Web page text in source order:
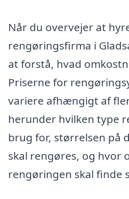
Når du overvejer at
rengøringsfirma i
at forstå, hvad
Priserne for
variere afhængigt af
herunder hvilken type
brug for, størrelsen på
skal rengøres, og hvor
rengøringen skal finde